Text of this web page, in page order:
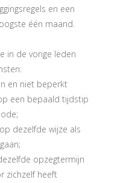
en een
één maand.
in de vorige leden
en niet beperkt
een bepaald tijdstip
dezelfde wijze als
opzegtermijn
zichzelf heeft